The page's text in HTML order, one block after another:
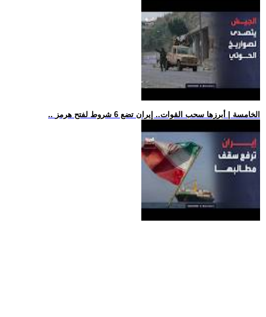
.. الخامسة | أبرزها سحب القوات.. إيران تضع 6 شروط لفتح هرمز